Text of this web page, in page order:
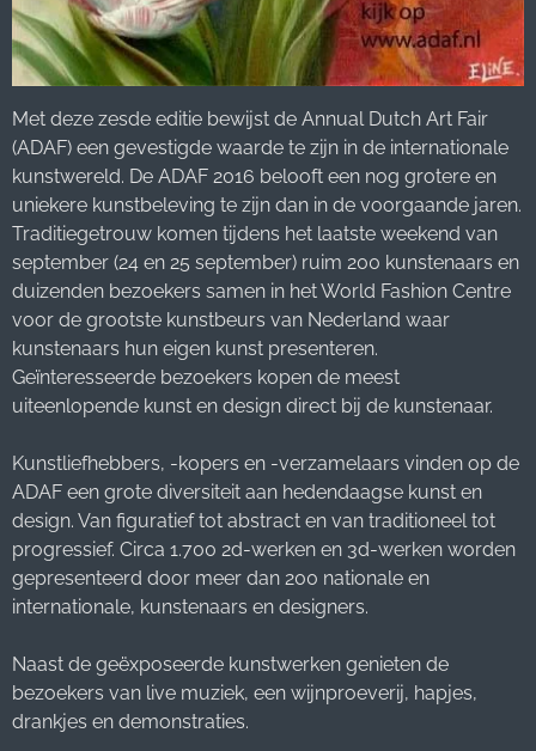
Met deze zesde editie bewijst de Annual Dutch Art Fair
(ADAF) een gevestigde waarde te zijn in de internationale
kunstwereld. De ADAF 2016 belooft een nog grotere en
uniekere kunstbeleving te zijn dan in de voorgaande jaren.
Traditiegetrouw komen tijdens het laatste weekend van
september (24 en 25 september) ruim 200 kunstenaars en
duizenden bezoekers samen in het World Fashion Centre
voor de grootste kunstbeurs van Nederland waar
kunstenaars hun eigen kunst presenteren.
Geïnteresseerde bezoekers kopen de meest
uiteenlopende kunst en design direct bij de kunstenaar.
Kunstliefhebbers, -kopers en -verzamelaars vinden op de
ADAF een grote diversiteit aan hedendaagse kunst en
design. Van figuratief tot abstract en van traditioneel tot
progressief. Circa 1.700 2d-werken en 3d-werken worden
gepresenteerd door meer dan 200 nationale en
internationale, kunstenaars en designers.
Naast de geëxposeerde kunstwerken genieten de
bezoekers van live muziek, een wijnproeverij, hapjes,
drankjes en demonstraties.